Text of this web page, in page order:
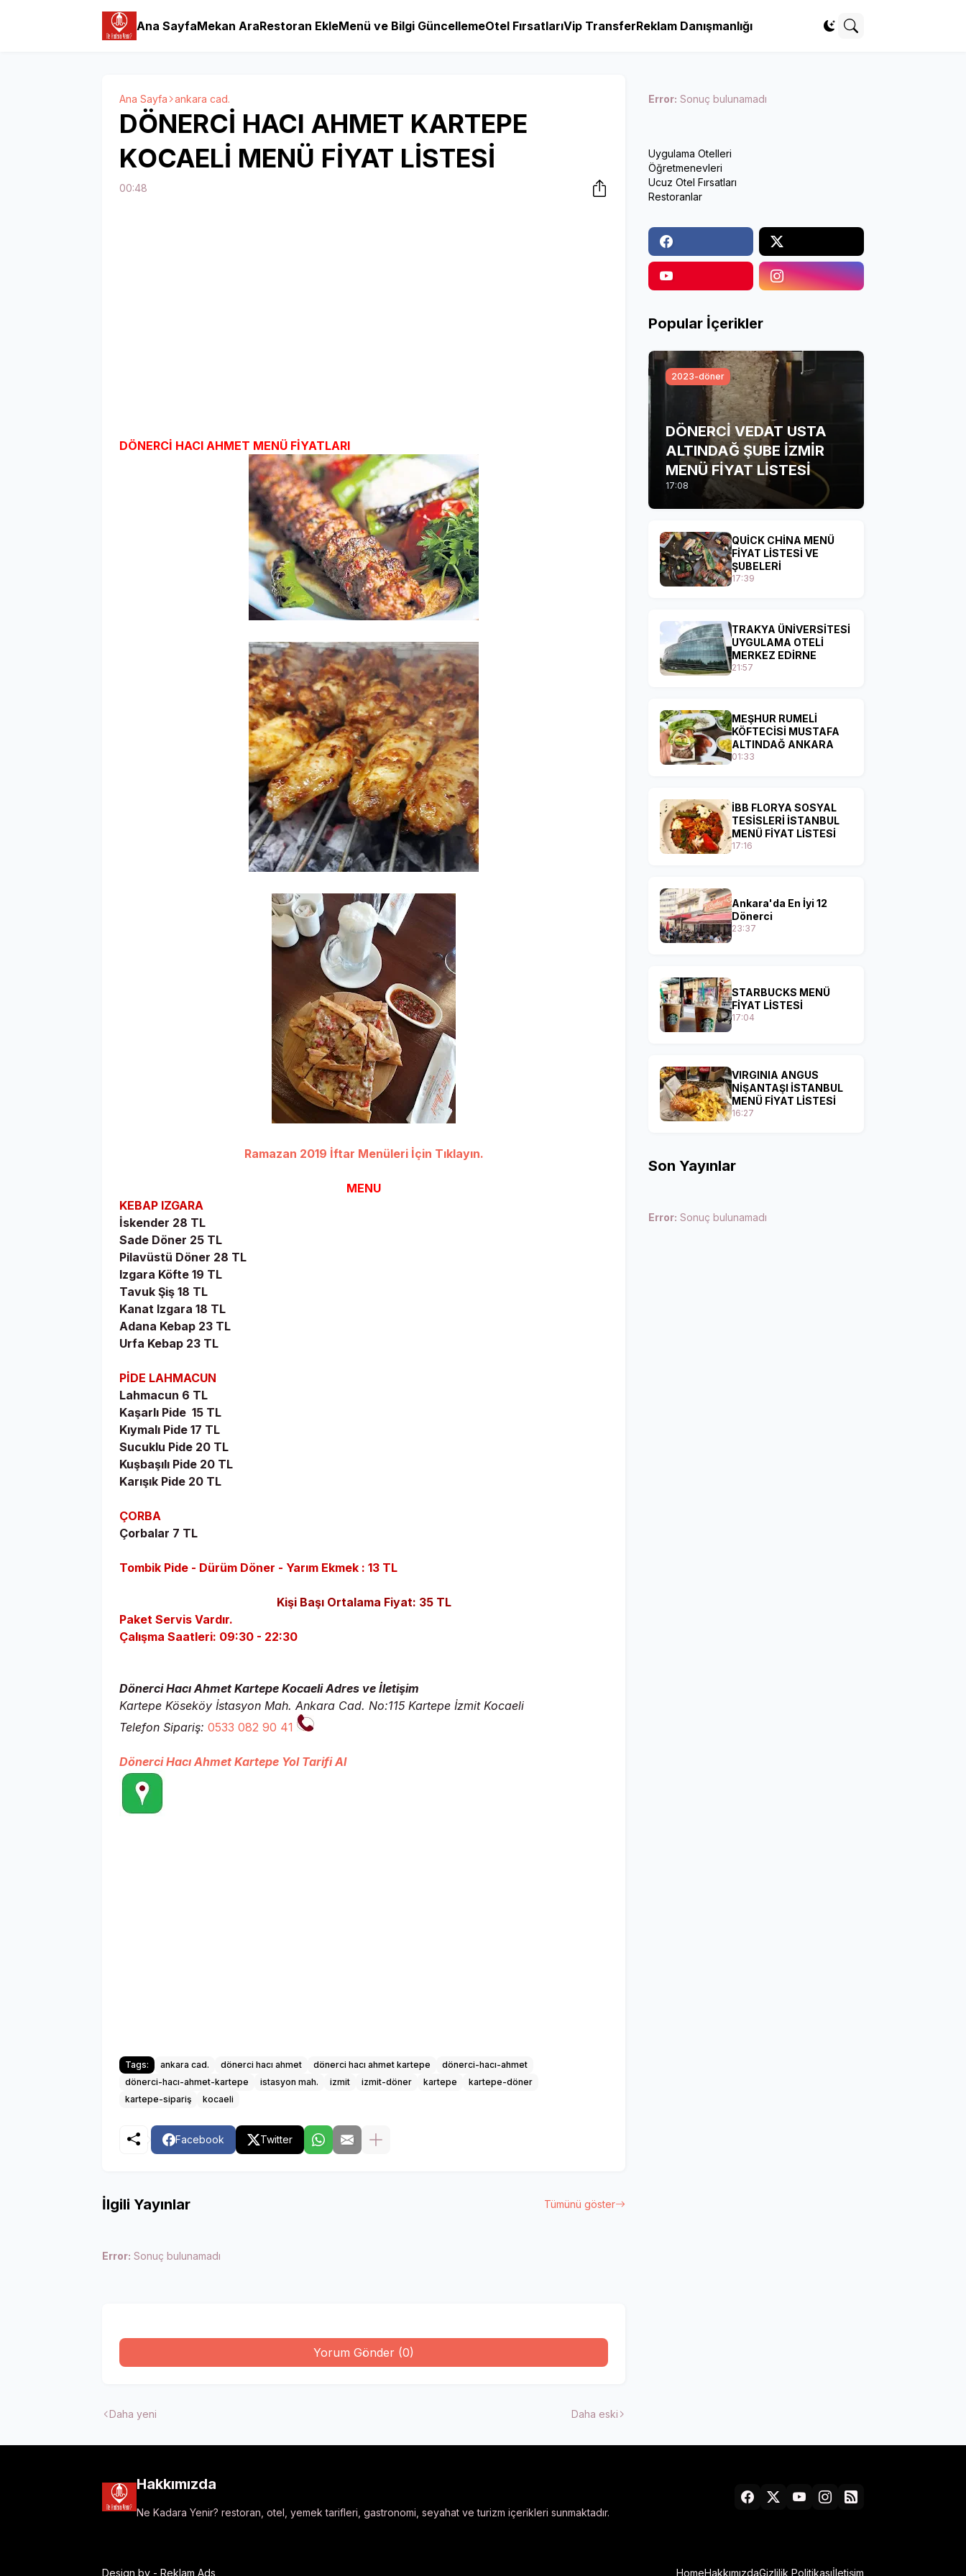
Ana SayfaMekan AraRestoran EkleMenü ve Bilgi GüncellemeOtel FırsatlarıVip TransferReklam Danışmanlığı
Ana Sayfa ankara cad.
DÖNERCİ HACI AHMET KARTEPE
KOCAELİ MENÜ FİYAT LİSTESİ
00:48
DÖNERCİ HACI AHMET MENÜ FİYATLARI
Ramazan 2019 İftar Menüleri İçin Tıklayın.
MENU
KEBAP IZGARA
İskender 28 TL
Sade Döner 25 TL
Pilavüstü Döner 28 TL
Izgara Köfte 19 TL
Tavuk Şiş 18 TL
Kanat Izgara 18 TL
Adana Kebap 23 TL
Urfa Kebap 23 TL
PİDE LAHMACUN
Lahmacun 6 TL
Kaşarlı Pide 15 TL
Kıymalı Pide 17 TL
Sucuklu Pide 20 TL
Kuşbaşılı Pide 20 TL
Karışık Pide 20 TL
ÇORBA
Çorbalar 7 TL
Tombik Pide - Dürüm Döner - Yarım Ekmek : 13 TL
Kişi Başı Ortalama Fiyat: 35 TL
Paket Servis Vardır.
Çalışma Saatleri: 09:30 - 22:30
Dönerci Hacı Ahmet Kartepe Kocaeli Adres ve İletişim
Kartepe Köseköy İstasyon Mah. Ankara Cad. No:115 Kartepe İzmit Kocaeli
Telefon Sipariş: 0533 082 90 41
Dönerci Hacı Ahmet Kartepe Yol Tarifi Al
Tags: ankara cad. dönerci hacı ahmet dönerci hacı ahmet kartepe
dönerci-hacı-ahmet
dönerci-hacı-ahmet-kartepe
istasyon mah. izmit izmit-döner kartepe
kartepe-döner
kartepe-sipariş
kocaeli
Facebook Twitter
İlgili Yayınlar Tümünü göster
Error: Sonuç bulunamadı
Yorum Gönder (0)
Daha yeni Daha eski
Error: Sonuç bulunamadı
Uygulama Otelleri
Öğretmenevleri
Ucuz Otel Fırsatları
Restoranlar
Popular İçerikler
2023-döner
DÖNERCİ VEDAT USTA
ALTINDAĞ ŞUBE İZMİR
MENÜ FİYAT LİSTESİ
17:08
QUİCK CHİNA MENÜ
FİYAT LİSTESİ VE
ŞUBELERİ
17:39
TRAKYA ÜNİVERSİTESİ
UYGULAMA OTELİ
MERKEZ EDİRNE
21:57
MEŞHUR RUMELİ
KÖFTECİSİ MUSTAFA
ALTINDAĞ ANKARA
01:33
İBB FLORYA SOSYAL
TESİSLERİ İSTANBUL
MENÜ FİYAT LİSTESİ
17:16
Ankara'da En İyi 12
Dönerci
23:37
STARBUCKS MENÜ
FİYAT LİSTESİ
17:04
VIRGINIA ANGUS
NİŞANTAŞI İSTANBUL
MENÜ FİYAT LİSTESİ
16:27
Son Yayınlar
Error: Sonuç bulunamadı
Hakkımızda
Ne Kadara Yenir? restoran, otel, yemek tarifleri, gastronomi, seyahat ve turizm içerikleri sunmaktadır.
Design by - Reklam Ads HomeHakkımızdaGizlilik Politikasıİletişim